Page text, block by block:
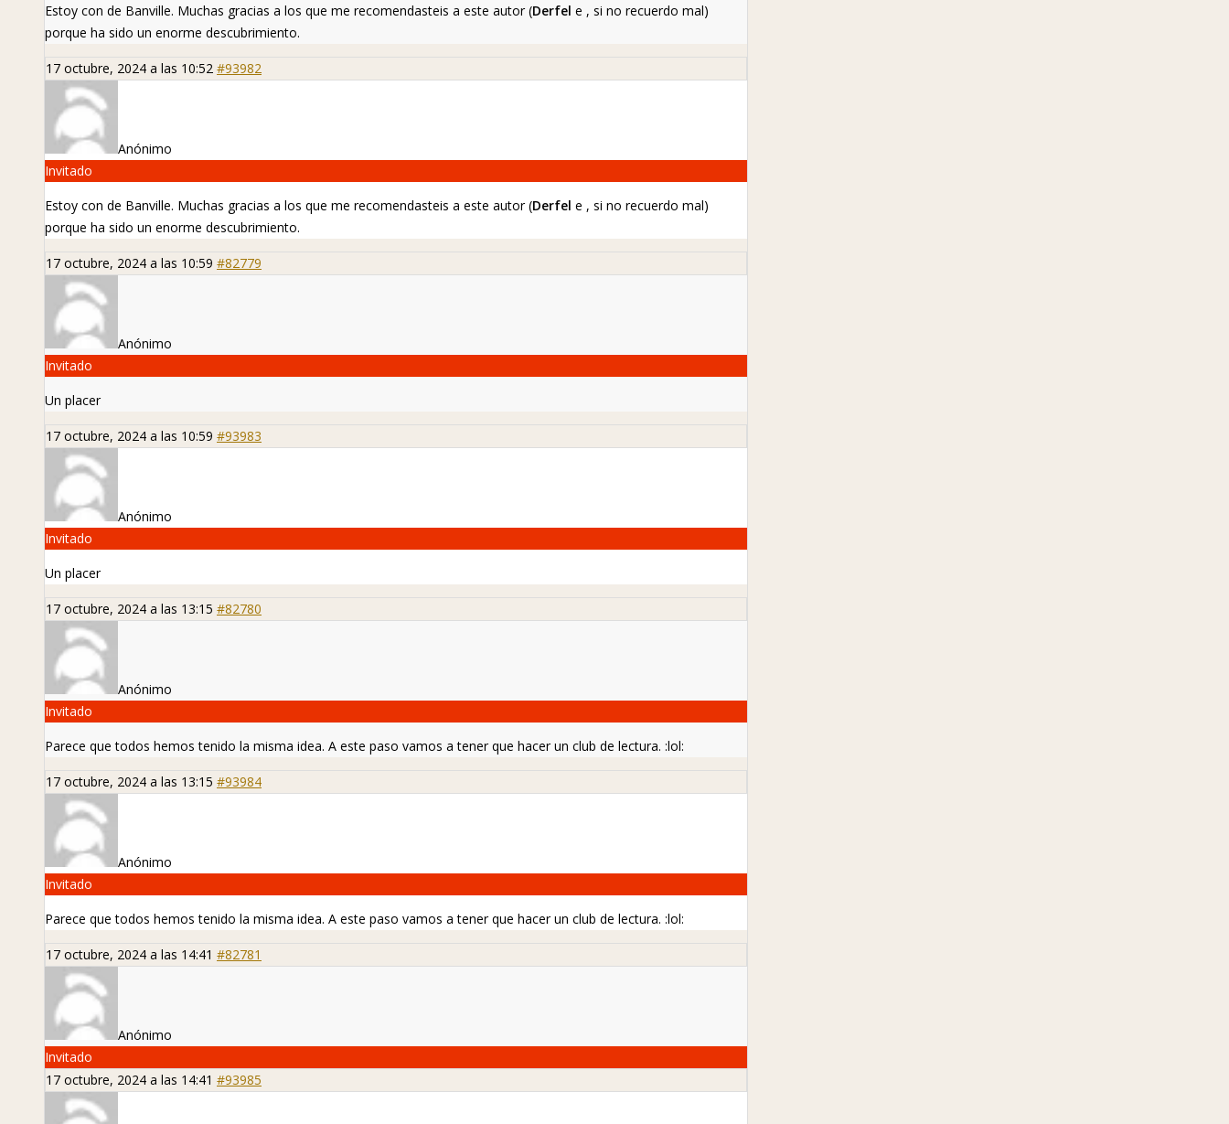
Estoy con de Banville. Muchas gracias a los que me recomendasteis a este autor (Derfel e , si no recuerdo mal)
porque ha sido un enorme descubrimiento.
17 octubre, 2024 a las 10:52 #93982
Anónimo
Invitado
Estoy con de Banville. Muchas gracias a los que me recomendasteis a este autor (Derfel e , si no recuerdo mal)
porque ha sido un enorme descubrimiento.
17 octubre, 2024 a las 10:59 #82779
Anónimo
Invitado
Un placer
17 octubre, 2024 a las 10:59 #93983
Anónimo
Invitado
Un placer
17 octubre, 2024 a las 13:15 #82780
Anónimo
Invitado
Parece que todos hemos tenido la misma idea. A este paso vamos a tener que hacer un club de lectura. :lol:
17 octubre, 2024 a las 13:15 #93984
Anónimo
Invitado
Parece que todos hemos tenido la misma idea. A este paso vamos a tener que hacer un club de lectura. :lol:
17 octubre, 2024 a las 14:41 #82781
Anónimo
Invitado
17 octubre, 2024 a las 14:41 #93985